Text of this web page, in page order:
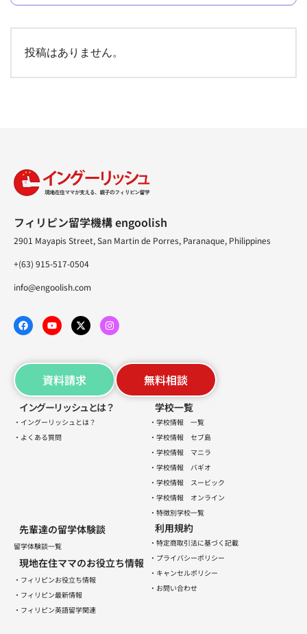
投稿はありません。
フィリピン留学機構 engoolish
2901 Mayapis Street, San Martin de Porres, Paranaque, Philippines
+(63) 915-517-0504
info@engoolish.com
資料請求 無料相談
イングーリッシュとは？
・イングーリッシュとは？
・よくある質問
学校一覧
・学校情報 一覧
・学校情報 セブ島
・学校情報 マニラ
・学校情報 バギオ
・学校情報 スービック
・学校情報 オンライン
・特徴別学校一覧
先輩達の留学体験談
留学体験談一覧
現地在住ママのお役立ち情報
・フィリピンお役立ち情報
・フィリピン最新情報
・フィリピン英語留学関連
利用規約
・特定商取引法に基づく記載
・プライバシーポリシー
・キャンセルポリシー
・お問い合わせ